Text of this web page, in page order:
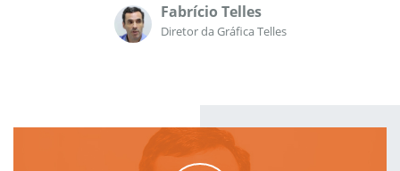
Fabrício Telles
Diretor da Gráfica Telles